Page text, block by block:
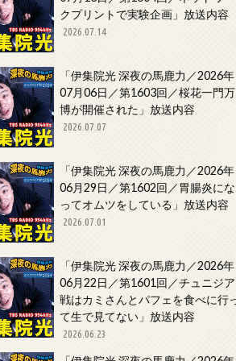
クプリントで実験企画」放送内容
2026.07.14
「伊集院光 深夜の馬鹿力／2026年
07月06日／第1603回／桜花一門万
博が開催された」放送内容
2026.07.07
「伊集院光 深夜の馬鹿力／2026年
06月29日／第1602回／胃腸炎にな
ってオムツをしている」放送内容
2026.07.01
「伊集院光 深夜の馬鹿力／2026年
06月22日／第1601回／チュニジア
戦はカミさんとパフェを食べに行
て生で見てない」放送内容
2026.06.23